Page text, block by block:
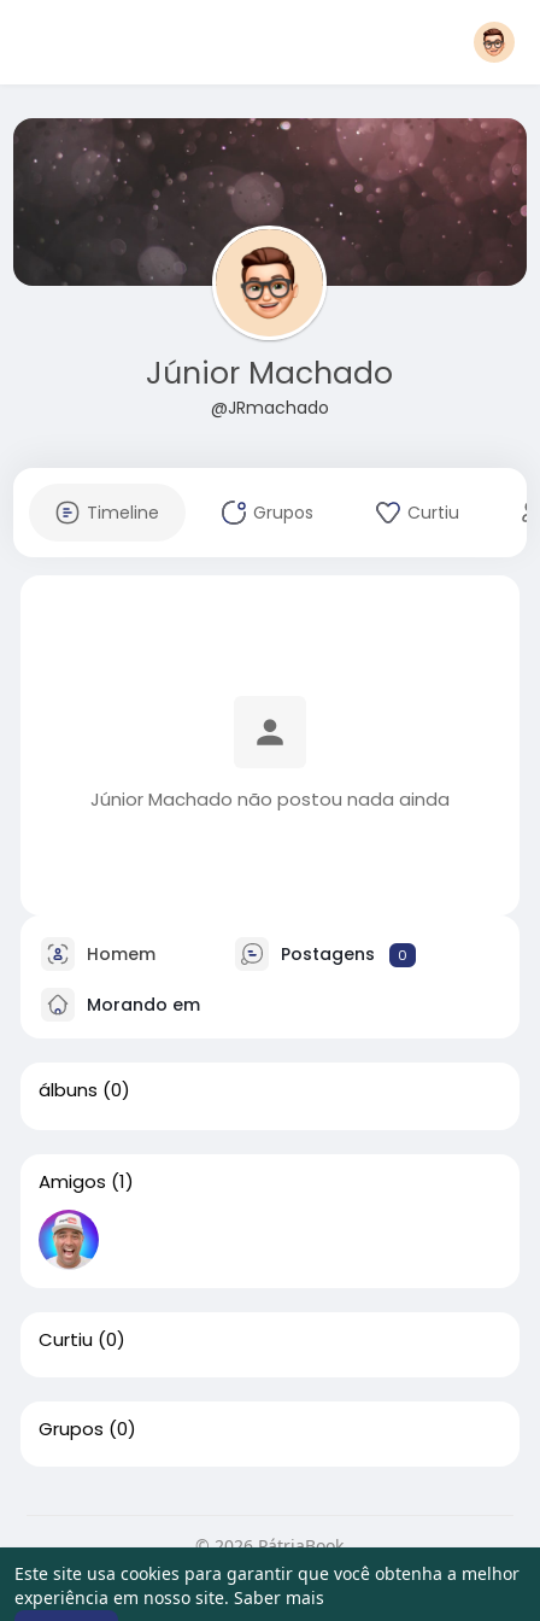
Este site usa cookies para garantir que você obtenha a melhor
experiência em nosso site. Saber mais
Júnior Machado
@JRmachado
Timeline Grupos Curtiu
Júnior Machado não postou nada ainda
Homem Postagens 0
Morando em
álbuns (0)
Amigos (1)
Curtiu (0)
Grupos (0)
© 2026 PátriaBook
Início
Sobre Contato Privacidade
Termos de Uso
Artigos